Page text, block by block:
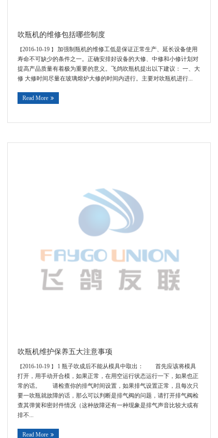
吹瓶机的维修包括哪些制度
【2016-10-19 】
加强制瓶机的维修工低是保证正常生产、延长设备使用
寿命不可缺少的条件之一。正确安排好设备的大修、中修和小修计划对
提高产品质量有着极为重要的意义。飞鸽吹瓶机提出以下建议： 一、大
修 大修时间尽量在玻璃熔炉大修的时间内进行。主要对吹瓶机进行...
Read More
吹瓶机维护保养五大注意事项
【2016-10-19 】
1 瓶子吹成后不能从模具中取出： 首先应该将模具
打开，用手动开合模，如果正常，在用空运行状态运行一下，如果也正
常的话。 请检查你的排气时间设置，如果排气设置正常，且每次只
要一吹瓶就故障的话，那么可以判断是排气阀的问题，请打开排气阀检
查其弹簧和密封件情况（这种故障还有一种现象是排气声音比较大或有
排不...
Read More